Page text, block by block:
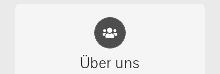
Über uns
Eichhörnchen Schutz e.V.
Wir sehen nicht weg, wir retten!